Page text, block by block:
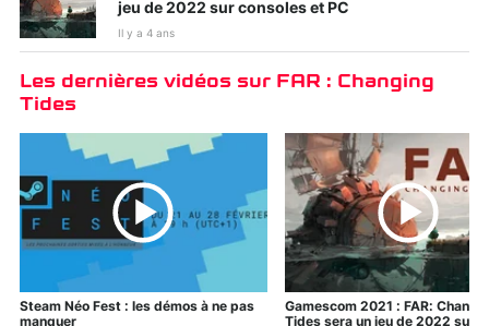
Ghostwire : Tokyo WWE 2K22
jeu de 2022 sur consoles et PC
Il y a 4 ans
Les dernières vidéos sur FAR : Changing
Tides
Steam Néo Fest : les démos à ne pas
manquer
Gamescom 2021 : FAR:
Tides sera un jeu de 2022 sur